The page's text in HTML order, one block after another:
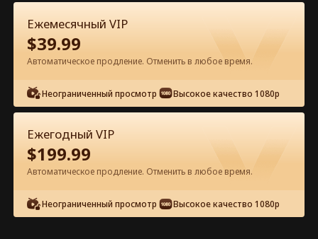
Эпизод 35 - Любовь стареет как
хорошее вино Полный фильм
0-49 50-75 Все эпизоды
36
Ежемесячный VIP
$39.99
Автоматическое продление. Отменить в любое время.
Неограниченный просмотр Высокое качество 1080p
Ежегодный VIP
$199.99
Автоматическое продление. Отменить в любое время.
Неограниченный просмотр Высокое качество 1080p